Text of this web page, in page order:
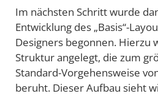
Im nächsten Schritt wurde
Entwicklung des „Basis“-
Designers begonnen. Hierzu
Struktur angelegt, die zum
Standard-Vorgehensweise
beruht. Dieser Aufbau sieht